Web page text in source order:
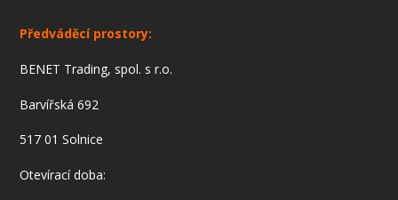
Předváděcí prostory:
BENET Trading, spol. s r.o.
Barvířská 692
517 01 Solnice
Otevírací doba: